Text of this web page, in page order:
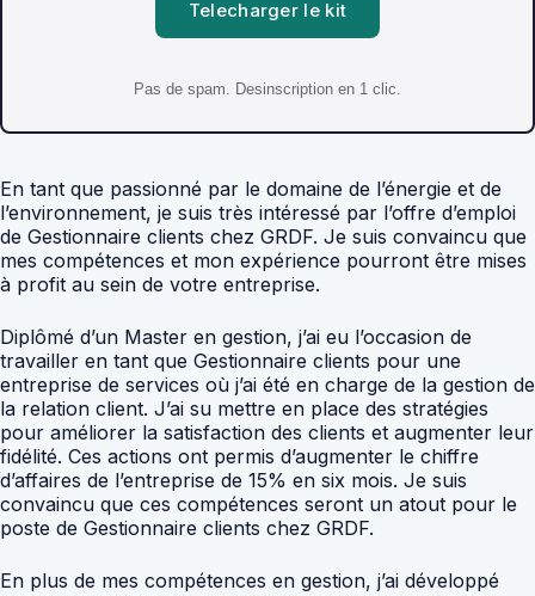
Telecharger le kit
Pas de spam. Desinscription en 1 clic.
En tant que passionné par le domaine de l’énergie et de
l’environnement, je suis très intéressé par l’offre d’emploi
de Gestionnaire clients chez GRDF. Je suis convaincu que
mes compétences et mon expérience pourront être mises
à profit au sein de votre entreprise.
Diplômé d’un Master en gestion, j’ai eu l’occasion de
travailler en tant que Gestionnaire clients pour une
entreprise de services où j’ai été en charge de la gestion de
la relation client. J’ai su mettre en place des stratégies
pour améliorer la satisfaction des clients et augmenter leur
fidélité. Ces actions ont permis d’augmenter le chiffre
d’affaires de l’entreprise de 15% en six mois. Je suis
convaincu que ces compétences seront un atout pour le
poste de Gestionnaire clients chez GRDF.
En plus de mes compétences en gestion, j’ai développé